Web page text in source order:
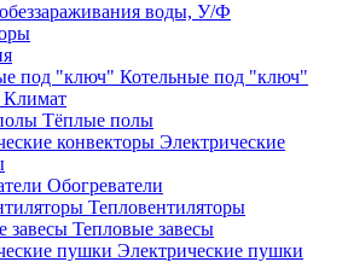
воды, У/Ф
Котельные под "ключ"
Климат
Тёплые полы
Электрические
Обогреватели
Тепловентиляторы
Тепловые завесы
Электрические пушки